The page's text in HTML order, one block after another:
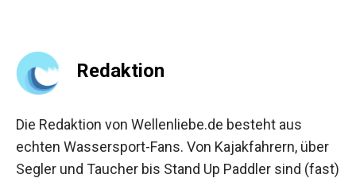
Redaktion
Die Redaktion von Wellenliebe.de besteht aus
echten Wassersport-Fans. Von Kajakfahrern, über
Segler und Taucher bis Stand Up Paddler sind (fast)